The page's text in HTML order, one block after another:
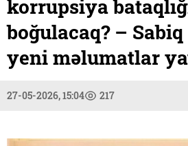
korrupsiya
boğulacaq? –
yeni məlumatlar
27-05-2026, 15:04 217